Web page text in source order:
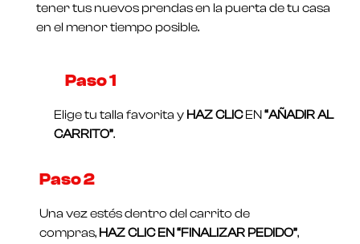
tener tus nuevos prendas en la puerta de tu casa
en el menor tiempo posible.
Paso 1​
Elige tu talla favorita y HAZ CLICEN“AÑADIR AL
CARRITO”.
Paso 2
Una vez estés dentro del carrito de
compras, HAZ CLIC EN “FINALIZAR PEDIDO”,